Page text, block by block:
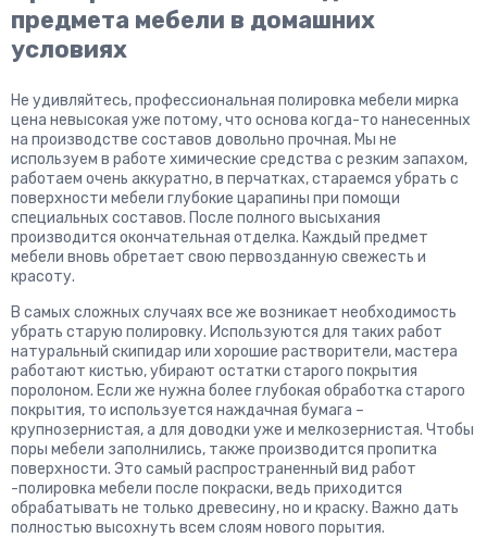
предмета мебели в домашних
условиях
Не удивляйтесь, профессиональная полировка мебели мирка
цена невысокая уже потому, что основа когда-то нанесенных
на производстве составов довольно прочная. Мы не
используем в работе химические средства с резким запахом,
работаем очень аккуратно, в перчатках, стараемся убрать с
поверхности мебели глубокие царапины при помощи
специальных составов. После полного высыхания
производится окончательная отделка. Каждый предмет
мебели вновь обретает свою первозданную свежесть и
красоту.
В самых сложных случаях все же возникает необходимость
убрать старую полировку. Используются для таких работ
натуральный скипидар или хорошие растворители, мастера
работают кистью, убирают остатки старого покрытия
поролоном. Если же нужна более глубокая обработка старого
покрытия, то используется наждачная бумага –
крупнозернистая, а для доводки уже и мелкозернистая. Чтобы
поры мебели заполнились, также производится пропитка
поверхности. Это самый распространенный вид работ
-полировка мебели после покраски, ведь приходится
обрабатывать не только древесину, но и краску. Важно дать
полностью высохнуть всем слоям нового порытия.